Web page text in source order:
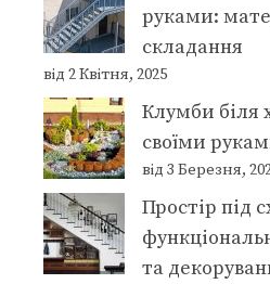
руками:
складання
від 2 Квітня, 2025
Клумби біля
своїми
від 3 Березня,
Простір під
та